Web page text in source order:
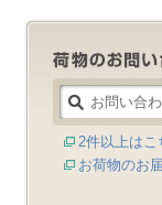
2件以上はこ
お荷物のお